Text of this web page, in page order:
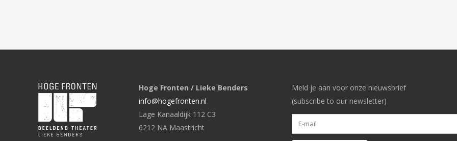
Hoge Fronten / Lieke Benders
info@hogefronten.nl
Lage Kanaaldijk 112 C3
6212 NA Maastricht
Meld je aan voor onze nieuwsbrief
(subscribe to our newsletter)